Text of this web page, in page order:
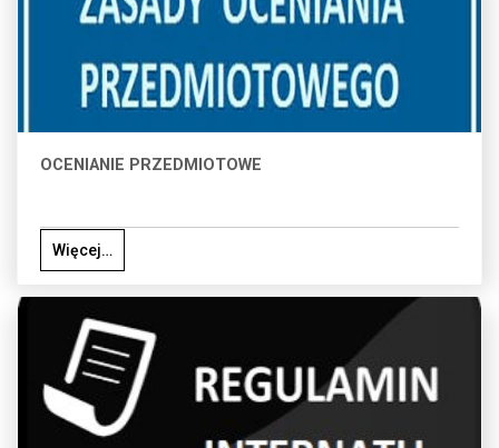
OCENIANIE PRZEDMIOTOWE
Więcej…